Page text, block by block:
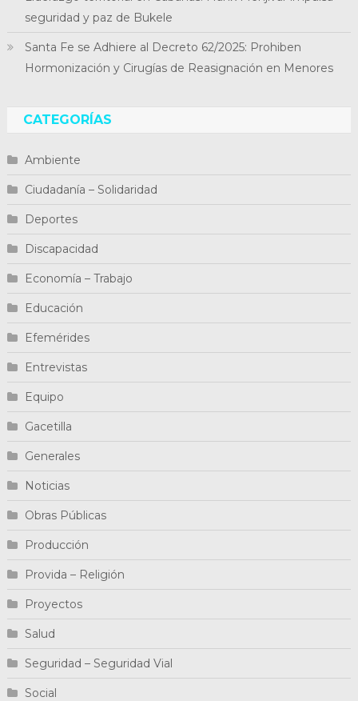
seguridad y paz de Bukele
Santa Fe se Adhiere al Decreto 62/2025: Prohiben
Hormonización y Cirugías de Reasignación en Menores
CATEGORÍAS
Ambiente
Ciudadanía – Solidaridad
Deportes
Discapacidad
Economía – Trabajo
Educación
Efemérides
Entrevistas
Equipo
Gacetilla
Generales
Noticias
Obras Públicas
Producción
Provida – Religión
Proyectos
Salud
Seguridad – Seguridad Vial
Social